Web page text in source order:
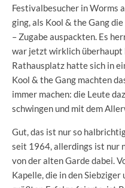
Festivalbesucher in Worms
ging, als Kool & the Gang
– Zugabe auspackten. Es
war jetzt wirklich überhaupt
Rathausplatz hatte sich in
Kool & the Gang machten
immer machen: die Leute
schwingen und mit dem
Gut, das ist nur so
seit 1964, allerdings ist nur
von der alten Garde dabei.
Kapelle, die in den